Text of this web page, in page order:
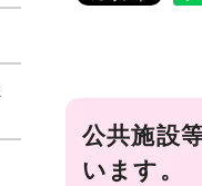
公共施設
い